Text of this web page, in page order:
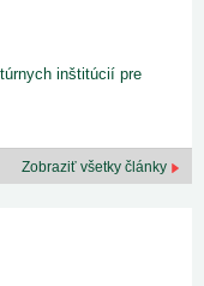
inštitúcií pre
Zobraziť všetky články